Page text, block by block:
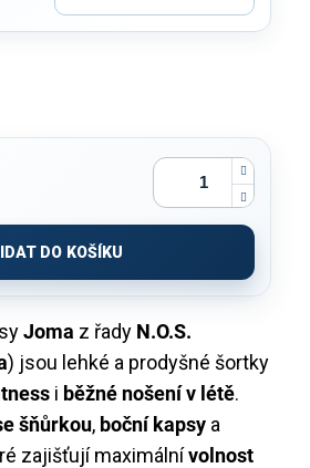
Joma z řady N.O.S.
) jsou lehké a prodyšné šortky
i běžné nošení v létě.
šňůrkou, boční kapsy a
zajišťují maximálnívolnost
DO KOŠÍKU